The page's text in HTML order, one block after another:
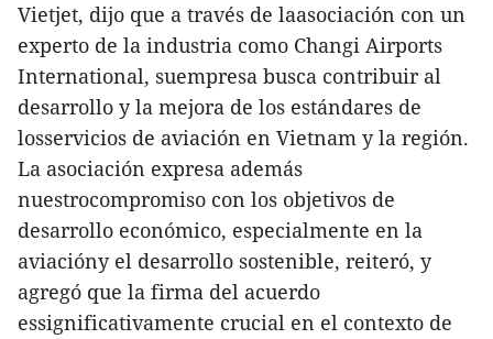
Vietjet, dijo que a través de laasociación con un
experto de la industria como Changi Airports
International, suempresa busca contribuir al
desarrollo y la mejora de los estándares de
losservicios de aviación en Vietnam y la región.
La asociación expresa además
nuestrocompromiso con los objetivos de
desarrollo económico, especialmente en la
aviacióny el desarrollo sostenible, reiteró, y
agregó que la firma del acuerdo
essignificativamente crucial en el contexto de